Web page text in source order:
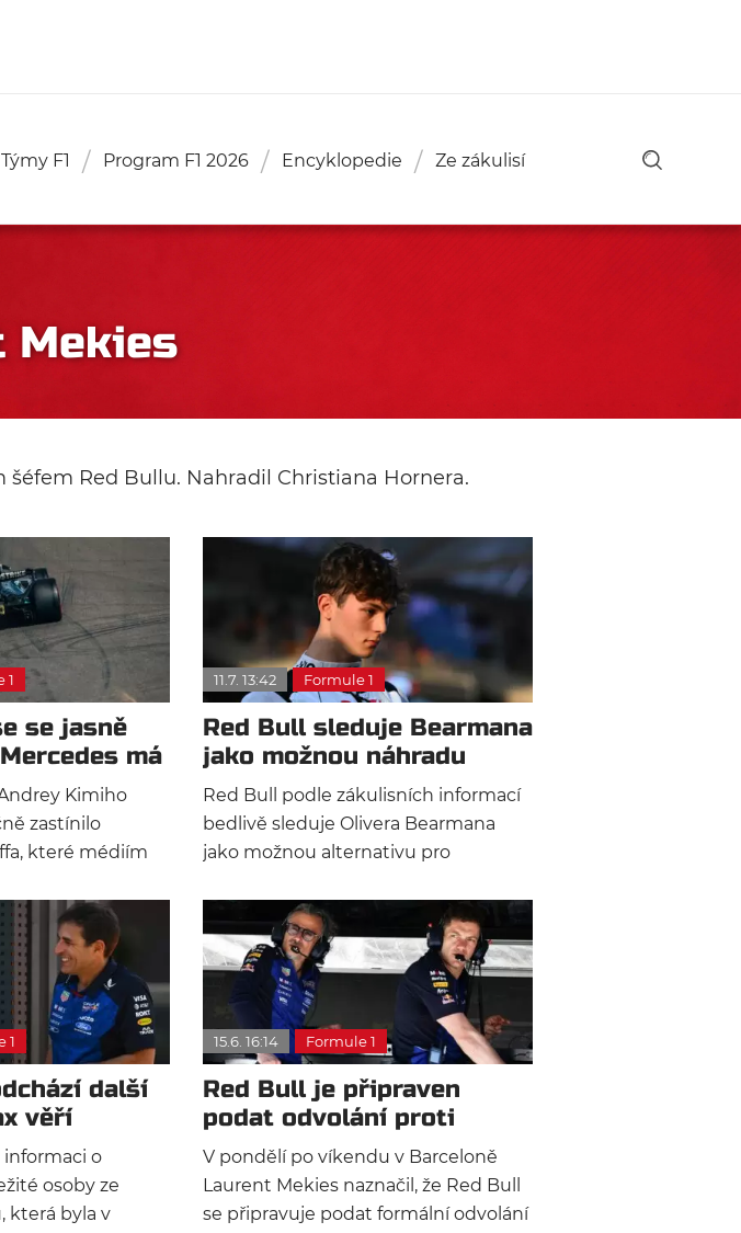
Týmy F1 Program F1 2026 Encyklopedie Ze zákulisí
Mekies
Red Bullu. Nahradil Christiana Hornera.
1
se jasně
má
Kimiho
zastínilo
které médiím
totiž přiznal, že
s motorem
problémy.
11.7. 13:42 Formule 1
Red Bull sleduje Bearmana
jako možnou náhradu
Verstappena
Red Bull podle zákulisních informací
bedlivě sleduje Olivera Bearmana
jako možnou alternativu pro
David Croft naznačili, že cesta
mladého Brita do Ferrari se
komplikuje a Red Bull by mohl
představovat zajímavý plán B.
1
další
věří
informaci o
osoby ze
která byla v
15.6. 16:14 Formule 1
Red Bull je připraven
podat odvolání proti
výsledkům z Monaka
V pondělí po víkendu v Barceloně
Laurent Mekies naznačil, že Red Bull
se připravuje podat formální odvolání